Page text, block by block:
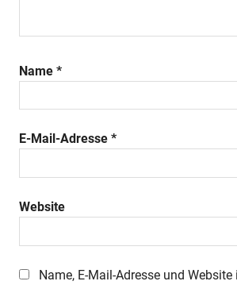
Name *
E-Mail-Adresse *
Website
Name, E-Mail-Adresse und Website